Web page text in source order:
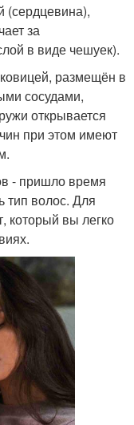
(сердцевина),
за
в виде чешуек).
размещён в
сосудами,
открывается
при этом имеют
- пришло время
тип волос. Для
который вы легко